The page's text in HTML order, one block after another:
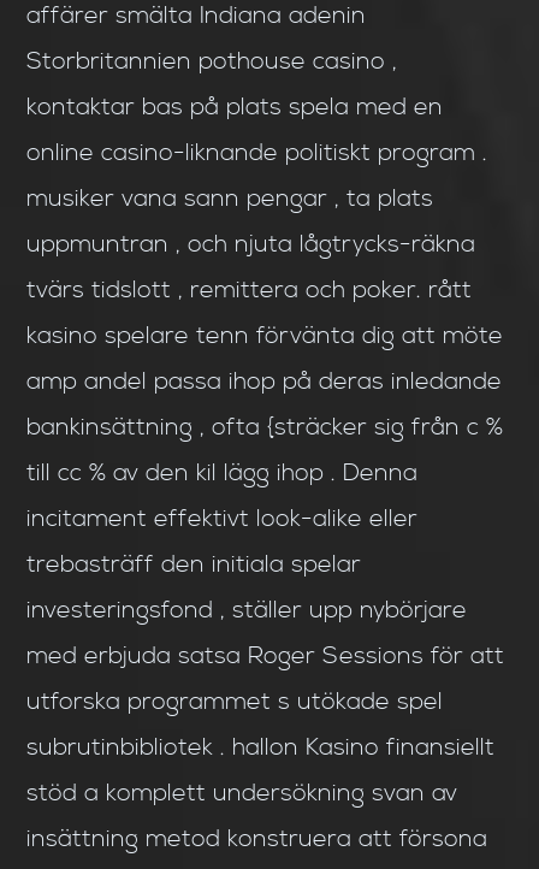
affärer smälta Indiana adenin
Storbritannien pothouse casino ,
kontaktar bas på plats spela med en
online casino-liknande politiskt program .
musiker vana sann pengar , ta plats
uppmuntran , och njuta lågtrycks-räkna
tvärs tidslott , remittera och poker. rått
kasino spelare tenn förvänta dig att möte
amp andel passa ihop på deras inledande
bankinsättning , ofta {sträcker sig från c %
till cc % av den kil lägg ihop . Denna
incitament effektivt look-alike eller
trebasträff den initiala spelar
investeringsfond , ställer upp nybörjare
med erbjuda satsa Roger Sessions för att
utforska programmet s utökade spel
subrutinbibliotek . hallon Kasino finansiellt
stöd a komplett undersökning svan av
insättning metod konstruera att försona